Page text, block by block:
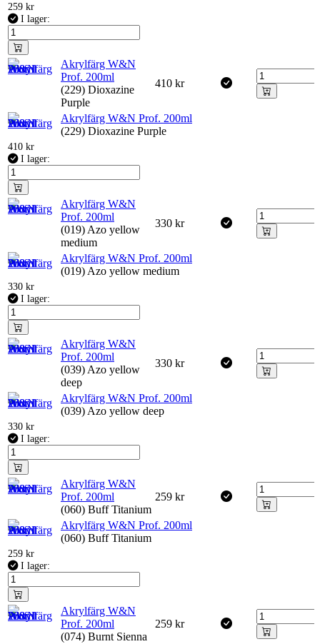
259 kr
I lager:
Akrylfärg W&N
Prof. 200ml
(229) Dioxazine
Purple
410 kr
Akrylfärg W&N Prof. 200ml
(229) Dioxazine Purple
410 kr
I lager:
Akrylfärg W&N
Prof. 200ml
(019) Azo yellow
medium
330 kr
Akrylfärg W&N Prof. 200ml
(019) Azo yellow medium
330 kr
I lager:
Akrylfärg W&N
Prof. 200ml
(039) Azo yellow
deep
330 kr
Akrylfärg W&N Prof. 200ml
(039) Azo yellow deep
330 kr
I lager:
Akrylfärg W&N
Prof. 200ml
(060) Buff Titanium
259 kr
Akrylfärg W&N Prof. 200ml
(060) Buff Titanium
259 kr
I lager:
Akrylfärg W&N
Prof. 200ml
(074) Burnt Sienna
259 kr